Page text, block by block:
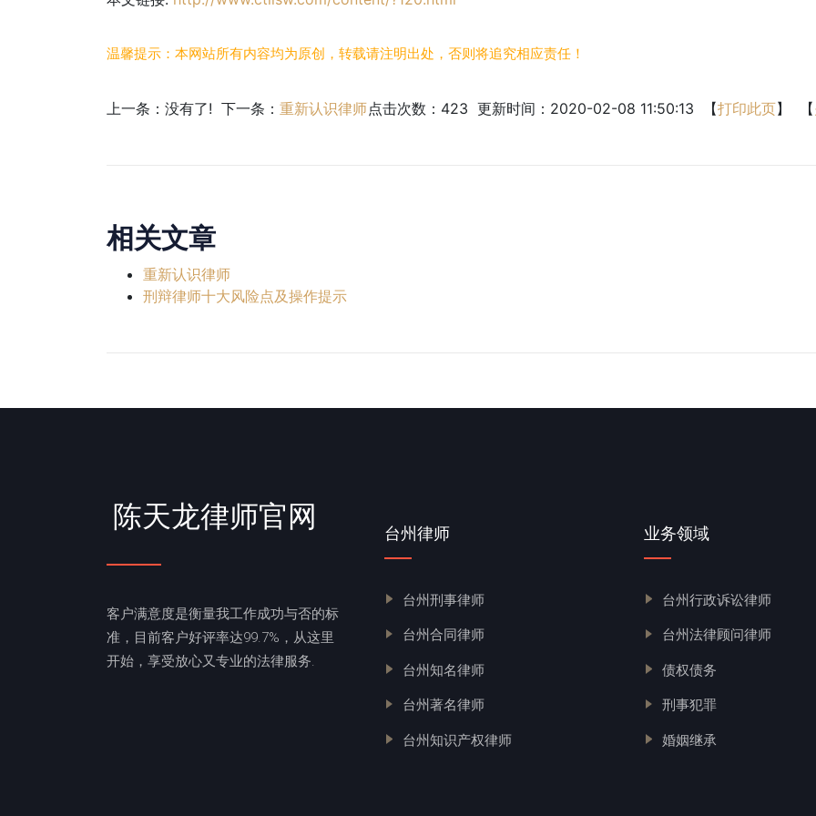
温馨提示：本网站所有内容均为原创，转载请注明出处，否则将追究相应责任！
点击次数： 423 更新时间：2020-02-08 11:50:13 【打印此页】 【
上一条：没有了! 下一条： 重新认识律师
相关文章
重新认识律师
刑辩律师十大风险点及操作提示
陈天龙律师官网
客户满意度是衡量我工作成功与否的标
准，目前客户好评率达99.7%，从这里
开始，享受放心又专业的法律服务.
台州律师
台州刑事律师
台州合同律师
台州知名律师
台州著名律师
台州知识产权律师
业务领域
台州行政诉讼律师
台州法律顾问律师
债权债务
刑事犯罪
婚姻继承